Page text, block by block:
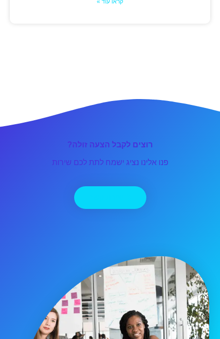
קראו עוד »
רוצים לקבל הצעה זולה?
פנו אלינו נציג ישמח לתת לכם שירות